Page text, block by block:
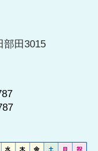
部田3015
4787